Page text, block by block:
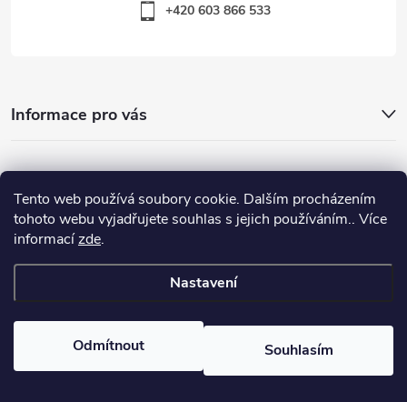
Tento web používá soubory cookie. Dalším procházením
tohoto webu vyjadřujete souhlas s jejich používáním.. Více
informacízde.
Nastavení
Odmítnout Souhlasím
+420 603 866 533
Informace pro vás
Nejhledanější
Důležité odkazy
Warp-Sport.com. Všechna práva vyhrazena.